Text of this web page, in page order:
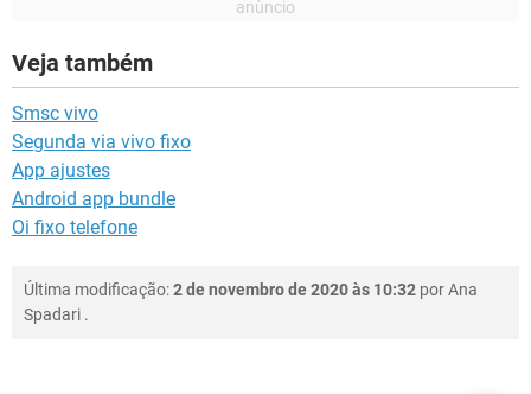
Veja também
Smsc vivo
Segunda via vivo fixo
App ajustes
Android app bundle
Oi fixo telefone
Última modificação:2 de novembro de 2020 às 10:32 porAna
Spadari .